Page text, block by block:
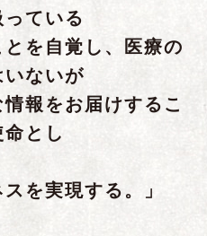
ている
を自覚し、医療の
ないが
報をお届けするこ
命とし
を実現する。」